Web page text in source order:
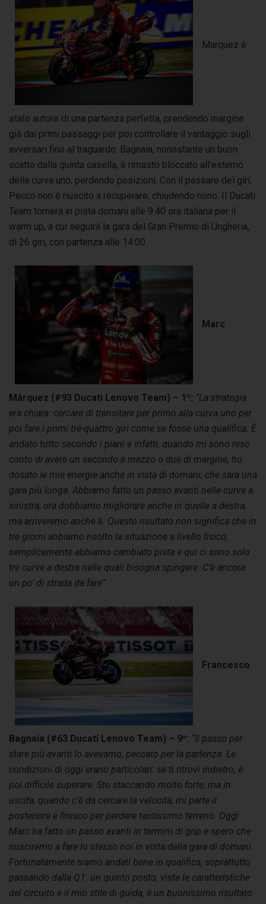
Marquez è
stato autore di una partenza perfetta, prendendo margine
già dai primi passaggi per poi controllare il vantaggio sugli
avversari fino al traguardo. Bagnaia, nonostante un buon
scatto dalla quinta casella, è rimasto bloccato all’esterno
della curva uno, perdendo posizioni. Con il passare dei giri,
Pecco non è riuscito a recuperare, chiudendo nono. Il Ducati
Team tornerà in pista domani alle 9:40 ora italiana per il
warm up, a cui seguirà la gara del Gran Premio di Ungheria,
di 26 giri, con partenza alle 14:00.
Marc
Márquez (#93 Ducati Lenovo Team) – 1º: “La strategia
era chiara: cercare di transitare per primo alla curva uno per
poi fare i primi tre-quattro giri come se fosse una qualifica. È
andato tutto secondo i piani e infatti, quando mi sono reso
conto di avere un secondo e mezzo o due di margine, ho
dosato le mie energie anche in vista di domani, che sarà una
gara più lunga. Abbiamo fatto un passo avanti nelle curve a
sinistra; ora dobbiamo migliorare anche in quelle a destra,
ma arriveremo anche lì. Questo risultato non significa che in
tre giorni abbiamo risolto la situazione a livello fisico,
semplicemente abbiamo cambiato pista e qui ci sono solo
tre curve a destra nelle quali bisogna spingere. C’è ancora
un po’ di strada da fare”.
Francesco
Bagnaia (#63 Ducati Lenovo Team) – 9º: “Il passo per
stare più avanti lo avevamo, peccato per la partenza. Le
condizioni di oggi erano particolari: se ti ritrovi indietro, è
poi difficile superare. Sto staccando molto forte, ma in
uscita, quando c’è da cercare la velocità, mi parte il
posteriore e finisco per perdere tantissimo terreno. Oggi
Marc ha fatto un passo avanti in termini di grip e spero che
riusciremo a fare lo stesso noi in vista della gara di domani.
Fortunatamente siamo andati bene in qualifica, soprattutto
passando dalla Q1: un quinto posto, viste le caratteristiche
del circuito e il mio stile di guida, è un buonissimo risultato.